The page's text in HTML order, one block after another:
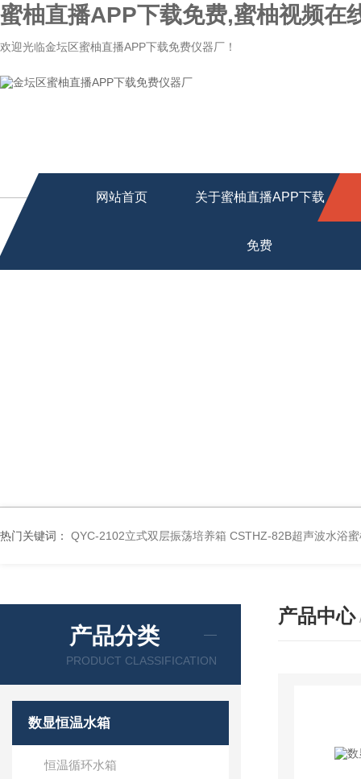
蜜柚直播APP下载免费,蜜柚视频在
欢迎光临金坛区蜜柚直播APP下载免费仪器厂！
网站首页 关于蜜柚直播APP下载
免费
热门关键词： QYC-2102立式双层振荡培养箱 CSTHZ-82B超声波水浴
产品分类
PRODUCT CLASSIFICATION
数显恒温水箱
恒温循环水箱
产品中心